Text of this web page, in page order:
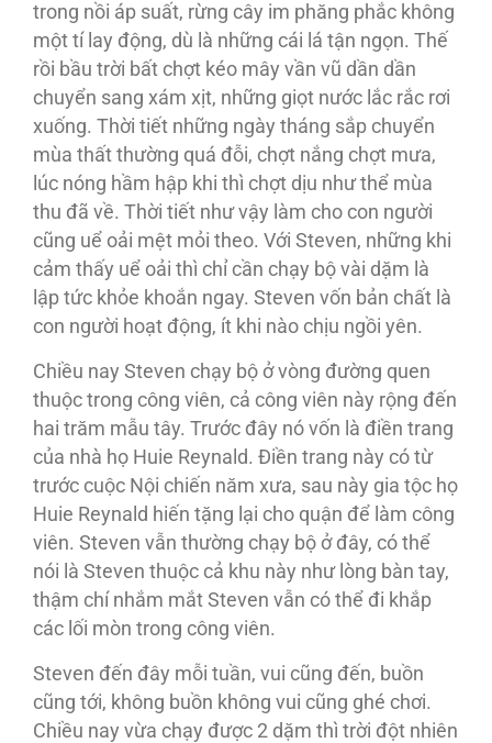
trong nồi áp suất, rừng cây im phăng phắc không
một tí lay động, dù là những cái lá tận ngọn. Thế
rồi bầu trời bất chợt kéo mây vần vũ dần dần
chuyển sang xám xịt, những giọt nước lắc rắc rơi
xuống. Thời tiết những ngày tháng sắp chuyển
mùa thất thường quá đỗi, chợt nắng chợt mưa,
lúc nóng hầm hập khi thì chợt dịu như thể mùa
thu đã về. Thời tiết như vậy làm cho con người
cũng uể oải mệt mỏi theo. Với Steven, những khi
cảm thấy uể oải thì chỉ cần chạy bộ vài dặm là
lập tức khỏe khoắn ngay. Steven vốn bản chất là
con người hoạt động, ít khi nào chịu ngồi yên.
Chiều nay Steven chạy bộ ở vòng đường quen
thuộc trong công viên, cả công viên này rộng đến
hai trăm mẫu tây. Trước đây nó vốn là điền trang
của nhà họ Huie Reynald. Điền trang này có từ
trước cuộc Nội chiến năm xưa, sau này gia tộc họ
Huie Reynald hiến tặng lại cho quận để làm công
viên. Steven vẫn thường chạy bộ ở đây, có thể
nói là Steven thuộc cả khu này như lòng bàn tay,
thậm chí nhắm mắt Steven vẫn có thể đi khắp
các lối mòn trong công viên.
Steven đến đây mỗi tuần, vui cũng đến, buồn
cũng tới, không buồn không vui cũng ghé chơi.
Chiều nay vừa chạy được 2 dặm thì trời đột nhiên